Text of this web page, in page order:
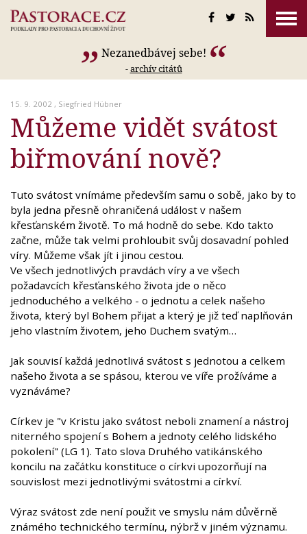
Nezanedbávej sebe!
-archív citátů
15. 9. 2002 , Siegfried Hübner
Můžeme vidět svátost
biřmování nově?
Tuto svátost vnímáme především samu o sobě, jako by to
byla jedna přesně ohraničená událost v našem
křesťanském životě. To má hodně do sebe. Kdo takto
začne, může tak velmi prohloubit svůj dosavadní pohled
víry. Můžeme však jít i jinou cestou.
Ve všech jednotlivých pravdách víry a ve všech
požadavcích křesťanského života jde o něco
jednoduchého a velkého - o jednotu a celek našeho
života, který byl Bohem přijat a který je již teď naplňován
jeho vlastním životem, jeho Duchem svatým…
Jak souvisí každá jednotlivá svátost s jednotou a celkem
našeho života a se spásou, kterou ve víře prožíváme a
vyznáváme?
Církev je "v Kristu jako svátost neboli znamení a nástroj
niterného spojení s Bohem a jednoty celého lidského
pokolení" (LG 1). Tato slova Druhého vatikánského
koncilu na začátku konstituce o církvi upozorňují na
souvislost mezi jednotlivými svátostmi a církví.
Výraz svátost zde není použit ve smyslu nám důvěrně
známého technického termínu, nýbrž v jiném významu.